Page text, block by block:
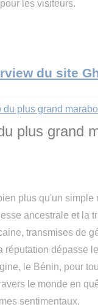
les visiteurs.
du site
plus grand
plus qu'un simple
ancestrale et la
transmises de
réputation dépasse
le Bénin, pour
le monde en
sentimentaux.